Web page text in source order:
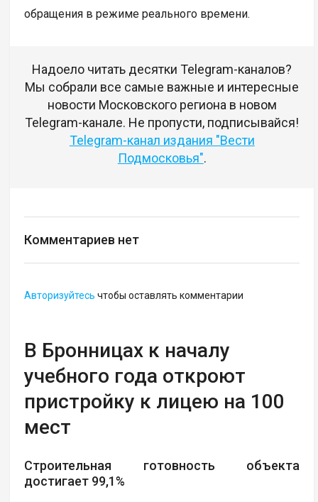
обращения в режиме реального времени.
Надоело читать десятки Telegram-каналов?
Мы собрали все самые важные и интересные
новости Московского региона в новом
Telegram-канале. Не пропусти, подписывайся!
Telegram-канал издания "Вести
Подмосковья".
Комментариев нет
Авторизуйтесь чтобы оставлять комментарии
В Бронницах к началу
учебного года откроют
пристройку к лицею на 100
мест
Строительная готовность объекта
достигает 99,1%